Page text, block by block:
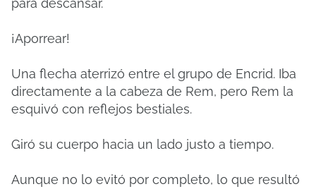
para descansar.
¡Aporrear!
Una flecha aterrizó entre el grupo de Encrid. Iba
directamente a la cabeza de Rem, pero Rem la
esquivó con reflejos bestiales.
Giró su cuerpo hacia un lado justo a tiempo.
Aunque no lo evitó por completo, lo que resultó